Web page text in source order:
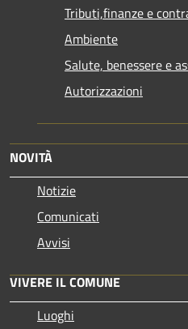
Tributi,finanze e
Ambiente
Salute, benessere e
Autorizzazioni
NOVITÀ
Notizie
Comunicati
Avvisi
VIVERE IL COMUNE
Luoghi